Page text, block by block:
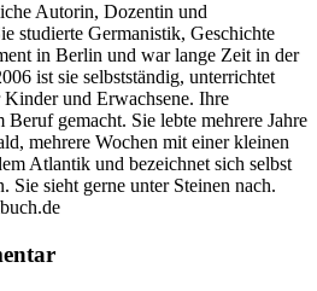
Autorin, Dozentin und
studierte Germanistik, Geschichte
in Berlin und war lange Zeit in der
ist sie selbstständig, unterrichtet
und Erwachsene. Ihre
Beruf gemacht. Sie lebte mehrere Jahre
mehrere Wochen mit einer kleinen
Atlantik und bezeichnet sich selbst
Sie sieht gerne unter Steinen nach.